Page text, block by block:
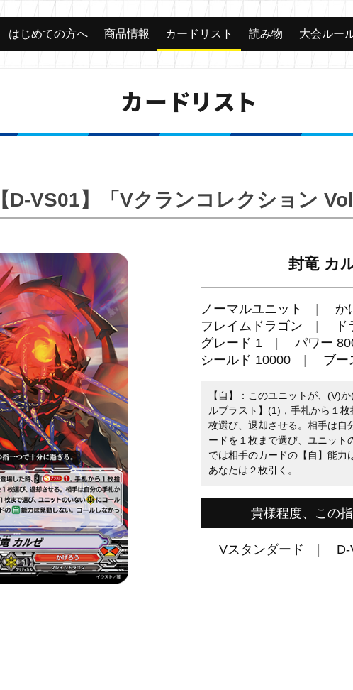
はじめての方へ 商品情報 カードリスト 読み物 大会ルー
カードリスト
【D-VS01】「Vクランコレクション
封竜 カ
ノーマルユニット
か
フレイムドラゴン
グレード 1
パワー
シールド 10000
ブー
【自】：このユニットが、(V)
ルブラスト】(1)，手札から１
枚選び、退却させる。相手は自
ードを１枚まで選び、ユニット
では相手のカードの【自】能力
あなたは２枚引く。
貴様程度、この
Vスタンダード